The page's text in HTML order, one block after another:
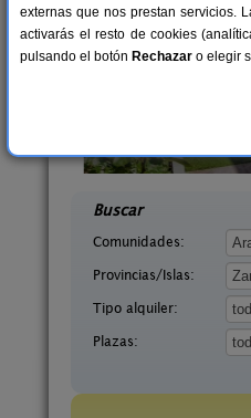
30 €
Buscar
Comunidades:
Provincias/Islas:
Tipo alquiler:
Plazas:
externas que nos prestan servicios.
activarás el resto de cookies
pulsando el botón Rechazar o elegir